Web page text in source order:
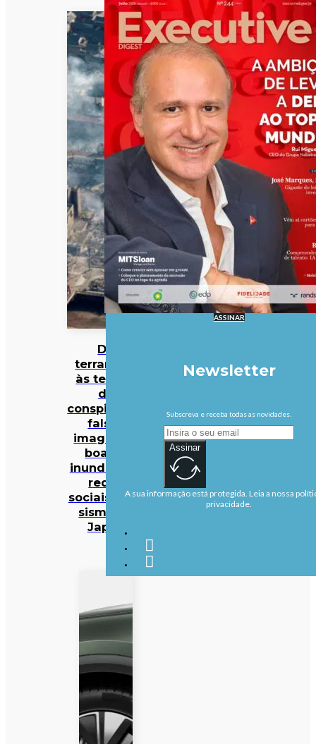
Do
terramoto
às teorias
da
conspiração:
falsas
imagens e
boatos
inundam as
redes
sociais após
sismo no
Japão
ASSINAR
Newsletter
Subscreva e receba todas as novidades.
Assinar
A sua informação está protegida. Leia a nossa
privacidade.